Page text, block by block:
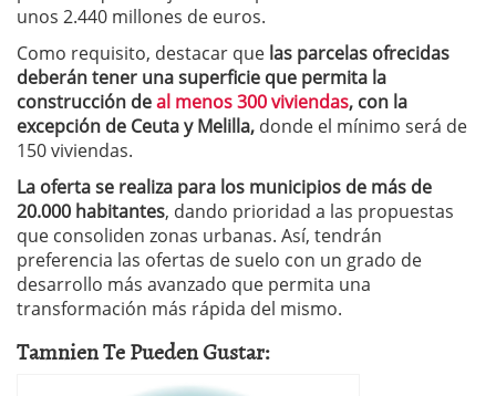
unos 2.440 millones de euros.
Como requisito, destacar que las parcelas ofrecidas
deberán tener una superficie que permita la
construcción deal menos 300 viviendas, con la
excepción de Ceuta y Melilla, donde el mínimo será de
150 viviendas.
La oferta se realiza para los municipios de más de
20.000 habitantes, dando prioridad a las propuestas
que consoliden zonas urbanas. Así, tendrán
preferencia las ofertas de suelo con un grado de
desarrollo más avanzado que permita una
transformación más rápida del mismo.
Tamnien Te Pueden Gustar: